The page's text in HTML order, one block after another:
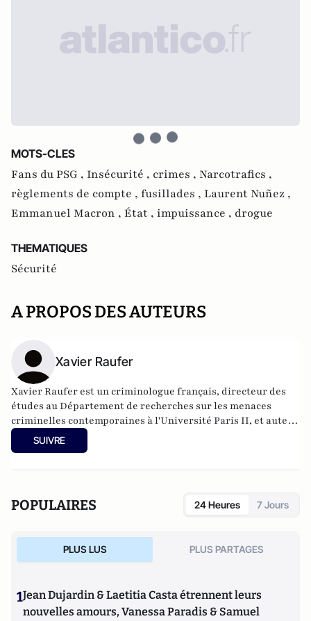
MOTS-CLES
Fans du PSG , Insécurité , crimes , Narcotrafics ,
règlements de compte , fusillades , Laurent Nuñez ,
Emmanuel Macron , État , impuissance , drogue
THEMATIQUES
Sécurité
A PROPOS DES AUTEURS
Xavier Raufer
Xavier Raufer est un criminologue français, directeur des
études au Département de recherches sur les menaces
criminelles contemporaines à l'Université Paris II, et auteur
de nombreux ouvrages sur le sujet. Dernier en date:
criminalité organisée dans le chaos mondial : mafias,
SUIVRE
POPULAIRES 24 Heures 7 Jours
PLUS LUS PLUS PARTAGES
1Jean Dujardin & Laetitia Casta étrennent leurs
nouvelles amours, Vanessa Paradis & Samuel